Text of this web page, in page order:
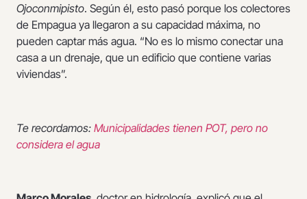
Ojoconmipisto. Según él, esto pasó porque los colectores
de Empagua ya llegaron a su capacidad máxima, no
pueden captar más agua. “No es lo mismo conectar una
casa a un drenaje, que un edificio que contiene varias
viviendas”.
Te recordamos: Municipalidades tienen POT, pero no
considera el agua